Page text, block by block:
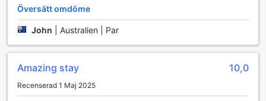
återvända till efter en dag av äventyr i Beppu.
Transportmöjligheter på Hana Beppu
Hana Beppu erbjuder sina gäster en bekväm och
lättillgänglig transportlösning som gör det enkelt att
utforska den vackra staden Beppu och dess omgivningar.
Hotellet har en rymlig parkeringsplats på plats, vilket
Översätt omdöme
John Australien | Par
Amazing stay 10,0
Recenserad 1 Maj 2025